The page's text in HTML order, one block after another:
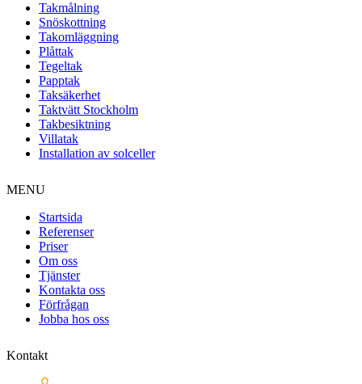
Takmålning
Snöskottning
Takomläggning
Plåttak
Tegeltak
Papptak
Taksäkerhet
Taktvätt Stockholm
Takbesiktning
Villatak
Installation av solceller
MENU
Startsida
Referenser
Priser
Om oss
Tjänster
Kontakta oss
Förfrågan
Jobba hos oss
Kontakt